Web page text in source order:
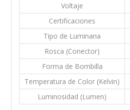
Voltaje
Certificaciones
Tipo de Luminaria
Rosca (Conector)
Forma de Bombilla
Temperatura de Color (Kelvin)
Luminosidad (Lumen)